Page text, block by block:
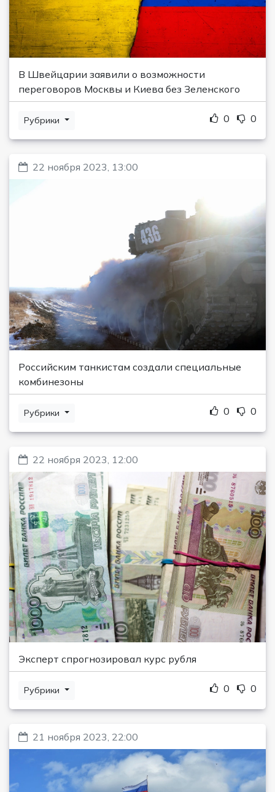
В Швейцарии заявили о возможности
переговоров Москвы и Киева без Зеленского
Рубрики 0 0
22 ноября 2023, 13:00
Российским танкистам создали специальные
комбинезоны
Рубрики 0 0
22 ноября 2023, 12:00
Эксперт спрогнозировал курс рубля
Рубрики 0 0
21 ноября 2023, 22:00